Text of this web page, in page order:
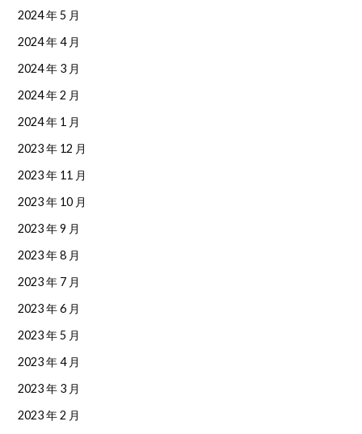
2024 年 5 月
2024 年 4 月
2024 年 3 月
2024 年 2 月
2024 年 1 月
2023 年 12 月
2023 年 11 月
2023 年 10 月
2023 年 9 月
2023 年 8 月
2023 年 7 月
2023 年 6 月
2023 年 5 月
2023 年 4 月
2023 年 3 月
2023 年 2 月